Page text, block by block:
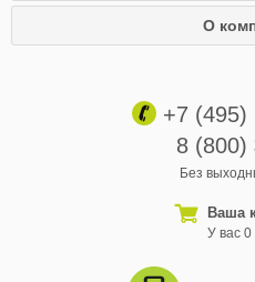
О
+7 (495)
8 (800)
Без
Ваша
У вас 0